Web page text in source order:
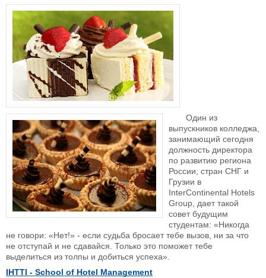
Один из
выпускников колледжа,
занимающий сегодня
должность директора
по развитию региона
России, стран СНГ и
Грузии в
InterContinental Hotels
Group, дает такой
совет будущим
студентам: «Никогда
не говори: «Нет!» - если судьба бросает тебе вызов, ни за что
не отступай и не сдавайся. Только это поможет тебе
выделиться из толпы и добиться успеха».
IHTTI - School of Hotel Management